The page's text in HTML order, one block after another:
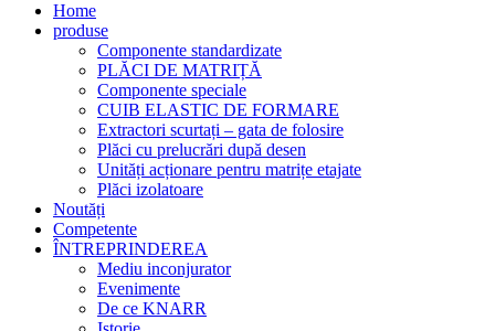
Home
produse
Componente standardizate
PLĂCI DE MATRIȚĂ
Componente speciale
CUIB ELASTIC DE FORMARE
Extractori scurtați – gata de folosire
Plăci cu prelucrări după desen
Unități acționare pentru matrițe etajate
Plăci izolatoare
Noutăți
Competente
ÎNTREPRINDEREA
Mediu inconjurator
Evenimente
De ce KNARR